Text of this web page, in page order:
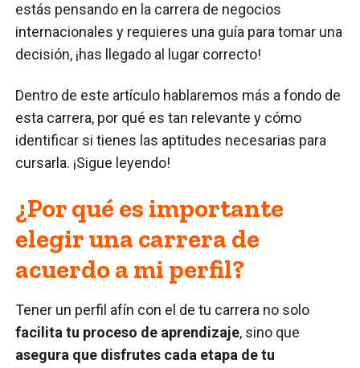
estás pensando en la carrera de negocios
internacionales y requieres una guía para tomar una
decisión, ¡has llegado al lugar correcto!
Dentro de este artículo hablaremos más a fondo de
esta carrera, por qué es tan relevante y cómo
identificar si tienes las aptitudes necesarias para
cursarla. ¡Sigue leyendo!
¿Por qué es importante
elegir una carrera de
acuerdo a mi perfil?
Tener un perfil afín con el de tu carrera no solo
facilita tu proceso de aprendizaje, sino que
asegura que disfrutes cada etapa de tu